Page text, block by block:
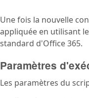
Une fois la nouvelle
appliquée en utilisant
standard d'Office 365.
Paramètres
Les paramètres du